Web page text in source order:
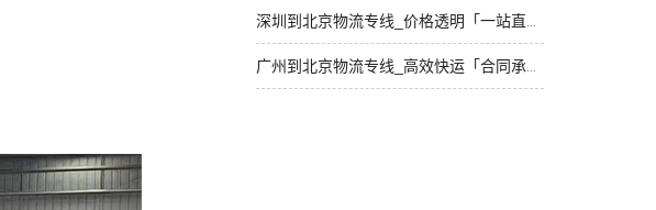
深圳到北京物流专线_价格透明「一站直达」
广州到北京物流专线_高效快运「合同承运」